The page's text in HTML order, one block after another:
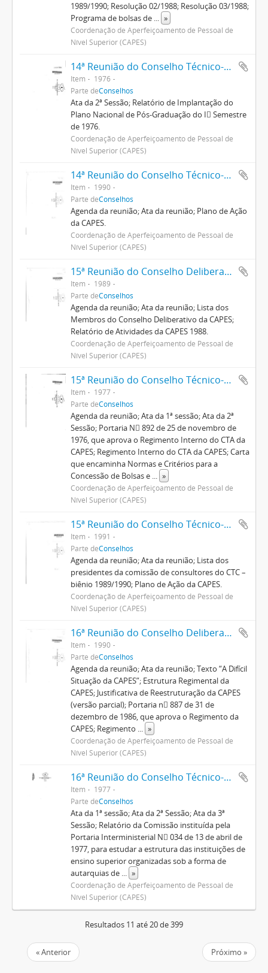
1989/1990; Resolução 02/1988; Resolução 03/1988;
Programa de bolsas de ... »
Coordenação de Aperfeiçoamento de Pessoal de
Nível Superior (CAPES)
14ª Reunião do Conselho Técnico-Administrativo
Item
1976
Parte deConselhos
Ata da 2ª Sessão; Relatório de Implantação do
Plano Nacional de Pós-Graduação do I Semestre
de 1976.
Coordenação de Aperfeiçoamento de Pessoal de
Nível Superior (CAPES)
14ª Reunião do Conselho Técnico-Científico
Item
1990
Parte deConselhos
Agenda da reunião; Ata da reunião; Plano de Ação
da CAPES.
Coordenação de Aperfeiçoamento de Pessoal de
Nível Superior (CAPES)
15ª Reunião do Conselho Deliberativo
Item
1989
Parte deConselhos
Agenda da reunião; Ata da reunião; Lista dos
Membros do Conselho Deliberativo da CAPES;
Relatório de Atividades da CAPES 1988.
Coordenação de Aperfeiçoamento de Pessoal de
Nível Superior (CAPES)
15ª Reunião do Conselho Técnico-Administrativo
Item
1977
Parte deConselhos
Agenda da reunião; Ata da 1ª sessão; Ata da 2ª
Sessão; Portaria N 892 de 25 de novembro de
1976, que aprova o Regimento Interno do CTA da
CAPES; Regimento Interno do CTA da CAPES; Carta
que encaminha Normas e Critérios para a
Concessão de Bolsas e ... »
Coordenação de Aperfeiçoamento de Pessoal de
Nível Superior (CAPES)
15ª Reunião do Conselho Técnico-Científico
Item
1991
Parte deConselhos
Agenda da reunião; Ata da reunião; Lista dos
presidentes da comissão de consultores do CTC –
biênio 1989/1990; Plano de Ação da CAPES.
Coordenação de Aperfeiçoamento de Pessoal de
Nível Superior (CAPES)
16ª Reunião do Conselho Deliberativo
Item
1990
Parte deConselhos
Agenda da reunião; Ata da reunião; Texto “A Difícil
Situação da CAPES”; Estrutura Regimental da
CAPES; Justificativa de Reestruturação da CAPES
(versão parcial); Portaria n 887 de 31 de
dezembro de 1986, que aprova o Regimento da
CAPES; Regimento ... »
Coordenação de Aperfeiçoamento de Pessoal de
Nível Superior (CAPES)
16ª Reunião do Conselho Técnico-Administrativo
Item
1977
Parte deConselhos
Ata da 1ª sessão; Ata da 2ª Sessão; Ata da 3ª
Sessão; Relatório da Comissão instituída pela
Portaria Interministerial N 034 de 13 de abril de
1977, para estudar a estrutura das instituições de
ensino superior organizadas sob a forma de
autarquias de ... »
Coordenação de Aperfeiçoamento de Pessoal de
Nível Superior (CAPES)
Resultados 11 até 20 de 399
« Anterior Próximo »